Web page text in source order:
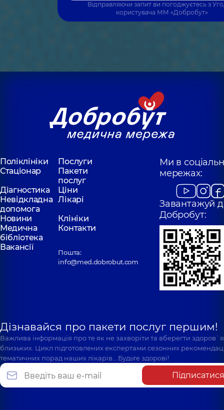
Відправляючи запит ви погоджуєтесь з
користувача ММ «Добробут»
Поліклініки
Послуги
Стаціонар
Пакети
послуг
Діагностика
Ціни
Невідкладна
допомога
Лікарі
Новини
Клініки
Медична
бібліотека
Контакти
Вакансії
Пошта:
info@med.dobrobut.com
Ми в
мережах:
Завантажуй
Добробут:
Дізнавайся про пакети послуг першим!
Важлива інформація про те як не захворіти та вберегти
близьких. Цикл підготовлених експертами сезонних
тематичних порад наших лікарів… Будьте здорові!
Підписатися